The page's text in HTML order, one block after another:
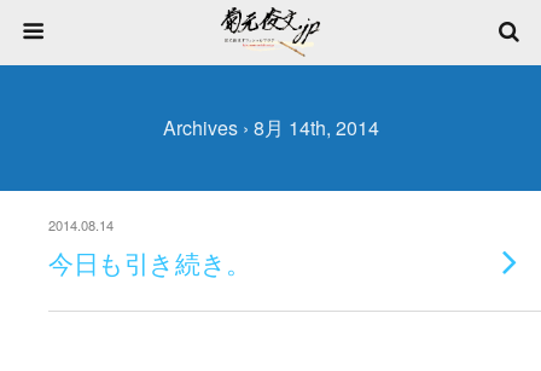
Archives › 8月 14th, 2014
2014.08.14
今日も引き続き。